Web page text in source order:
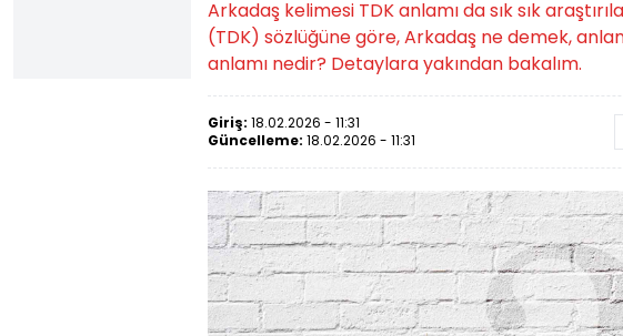
Arkadaş kelimesi TDK anlamı da sık sık
(TDK) sözlüğüne göre, Arkadaş ne demek,
anlamı nedir? Detaylara yakından bakalım.
Giriş: 18.02.2026 - 11:31
Güncelleme: 18.02.2026 - 11:31